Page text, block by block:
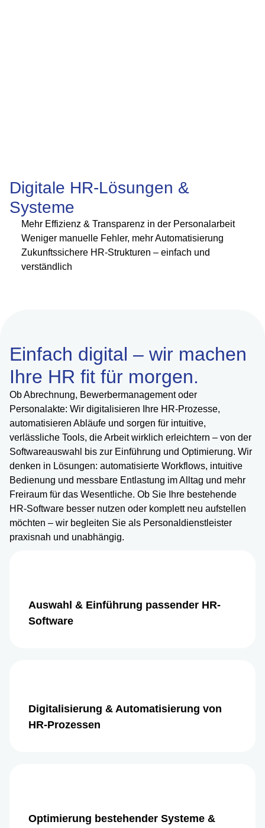
Digitale HR-Lösungen &
Systeme
Mehr Effizienz & Transparenz in der Personalarbeit
Weniger manuelle Fehler, mehr Auto­mati­sierung
Zukunftssichere HR-Strukturen – einfach und
verständlich
Einfach digital – wir machen
Ihre HR fit für morgen.
Ob Abrechnung, Bewerbermanagement oder
Personalakte: Wir digitalisieren Ihre HR-Prozesse,
automatisieren Abläufe und sorgen für intuitive,
verlässliche Tools, die Arbeit wirklich erleichtern – von der
Softwareauswahl bis zur Einführung und Optimierung. Wir
denken in Lösungen: automatisierte Workflows, intuitive
Bedienung und messbare Entlastung im Alltag und mehr
Freiraum für das Wesentliche. Ob Sie Ihre bestehende
HR-Software besser nutzen oder komplett neu aufstellen
möchten – wir begleiten Sie als Personaldienstleister
praxisnah und unabhängig.
Auswahl & Einführung passender HR-
Software
Digitalisierung & Automatisierung von
HR-Prozessen
Optimierung bestehender Systeme &